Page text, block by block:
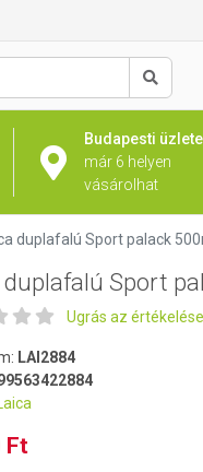
Keresés
Budapesti
már 6 helyen
vásárolhat
duplafalú Sport palack
duplafalú Sport
Ugrás az
LAI2884
Laica
Ft